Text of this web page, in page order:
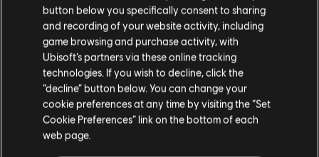
ЗАЩИТНИКОВ
Чтобы снизить агрессивность игры в защите, мы удалили
прицелы с увеличением из снаряжения Goyo, Doc, Rook,
Frost, Echo, Tachankin и Castle. Это изменение призвано
ограничить дальний бой для защитников, чтобы побудить их
более сбалансированно выбирать позицию во время
раундов.
button below you specifically consent to sharing
and recording of your website activity, including
game browsing and purchase activity, with
Ubisoft’s partners via these online tracking
technologies. If you wish to decline, click the
“decline” button below. You can change your
cookie preferences at any time by visiting the “Set
Cookie Preferences” link on the bottom of each
web page.